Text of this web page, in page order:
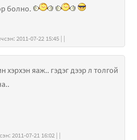
болно.
хэзээ бичсэн: 2011-07-22 15:45 | |
хэрхэн яаж.. гэдэг дээр л толгой
хэзээ бичсэн: 2011-07-21 16:02 | |